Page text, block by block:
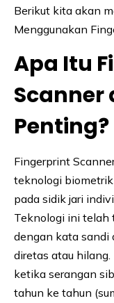
Berikut kita akan
Menggunakan
Apa Itu
Scanner
Penting?
Fingerprint
teknologi
pada sidik jari
Teknologi ini telah
dengan kata sandi
diretas atau
ketika serangan
tahun ke tahun